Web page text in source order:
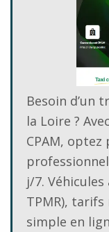
Besoin d’un
la Loire ?
CPAM,
j/7.
TPMR),
simple en